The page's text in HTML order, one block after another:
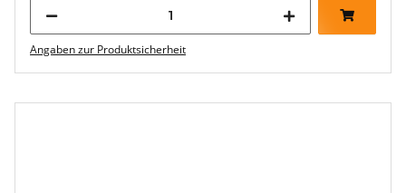
Angaben zur Produktsicherheit